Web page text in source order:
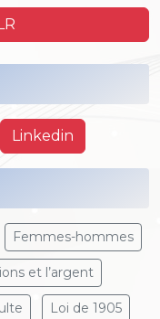
Linkedin
Femmes-hommes
et l’argent
Loi de 1905